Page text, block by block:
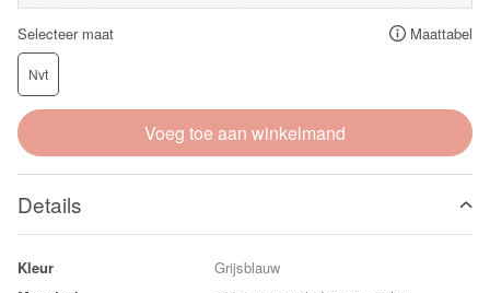
Selecteer maat Maattabel
Nvt
Voeg toe aan winkelmand
Details
Kleur
Grijsblauw